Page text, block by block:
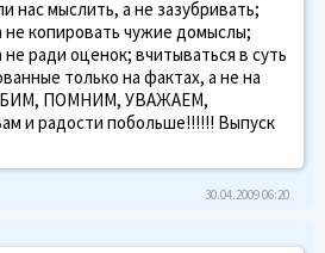
нас мыслить, а не зазубривать;
копировать чужие домыслы;
не ради оценок; вчитываться в суть
только на фактах, а не на
ПОМНИМ, УВАЖАЕМ,
и радости побольше!!!!!! Выпуск
30.04.2009 06:20